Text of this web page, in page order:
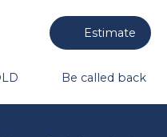
Estimate
Be called back